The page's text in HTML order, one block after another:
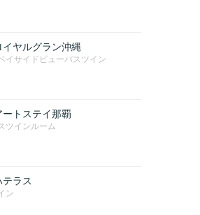
イヤルグラン沖縄
イサイドビューバスツイン
ートステイ那覇
ツインルーム
ラス
ン